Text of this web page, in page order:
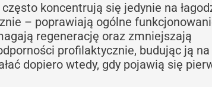
koncentrują się jedynie na
– poprawiają ogólne
regenerację oraz zmniejszają
profilaktycznie, budując ją na
dopiero wtedy, gdy pojawią się